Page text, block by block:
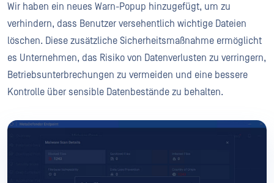
Wir haben ein neues Warn-Popup hinzugefügt, um zu
verhindern, dass Benutzer versehentlich wichtige Dateien
löschen. Diese zusätzliche Sicherheitsmaßnahme ermöglicht
es Unternehmen, das Risiko von Datenverlusten zu verringern,
Betriebsunterbrechungen zu vermeiden und eine bessere
Kontrolle über sensible Datenbestände zu behalten.